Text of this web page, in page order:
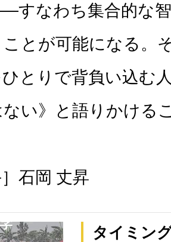
すなわち集合的な
ことが可能になる。
とりで背負い込む
ない》と語りかける
］石岡 丈昇
タイミン